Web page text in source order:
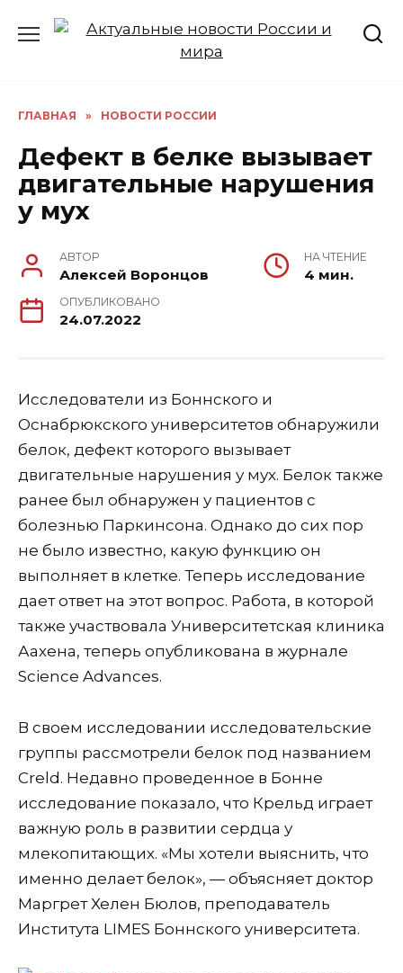
ГЛАВНАЯ » НОВОСТИ РОССИИ
Дефект в белке вызывает
двигательные нарушения
у мух
АВТОР
Алексей Воронцов
НА ЧТЕНИЕ
4 мин.
ОПУБЛИКОВАНО
24.07.2022
Исследователи из Боннского и
Оснабрюкского университетов обнаружили
белок, дефект которого вызывает
двигательные нарушения у мух. Белок также
ранее был обнаружен у пациентов с
болезнью Паркинсона. Однако до сих пор
не было известно, какую функцию он
выполняет в клетке. Теперь исследование
дает ответ на этот вопрос. Работа, в которой
также участвовала Университетская клиника
Аахена, теперь опубликована в журнале
Science Advances.
В своем исследовании исследовательские
группы рассмотрели белок под названием
Creld. Недавно проведенное в Бонне
исследование показало, что Крельд играет
важную роль в развитии сердца у
млекопитающих. «Мы хотели выяснить, что
именно делает белок», — объясняет доктор
Маргрет Хелен Бюлов, преподаватель
Института LIMES Боннского университета.